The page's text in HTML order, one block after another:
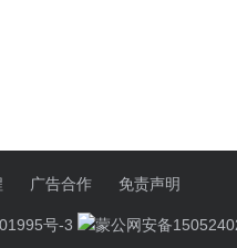
广告合作 免责声明
号-3 蒙公网安备